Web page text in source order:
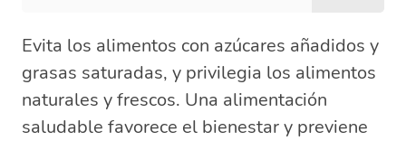
Evita los alimentos con azúcares añadidos y
grasas saturadas, y privilegia los alimentos
naturales y frescos. Una alimentación
saludable favorece el bienestar y previene